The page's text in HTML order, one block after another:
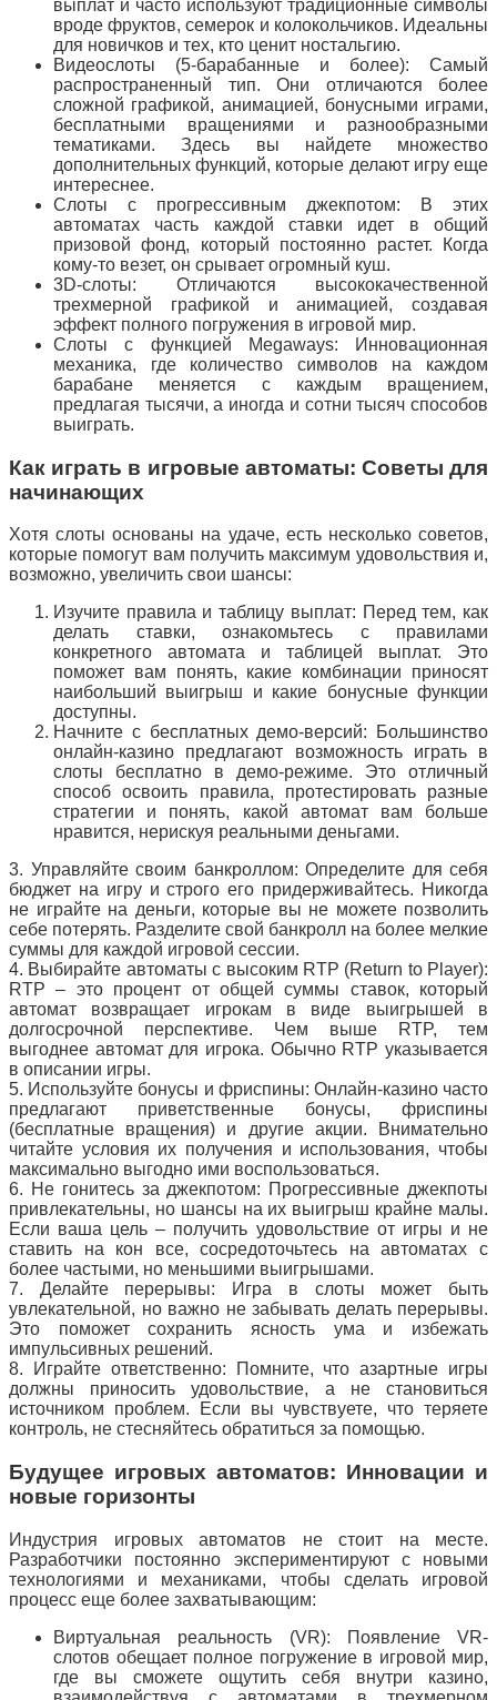
выплат и часто используют традиционные символы
вроде фруктов, семерок и колокольчиков. Идеальны
для новичков и тех, кто ценит ностальгию.
Видеослоты (5-барабанные и более): Самый
распространенный тип. Они отличаются более
сложной графикой, анимацией, бонусными играми,
бесплатными вращениями и разнообразными
тематиками. Здесь вы найдете множество
дополнительных функций, которые делают игру еще
интереснее.
Слоты с прогрессивным джекпотом: В этих
автоматах часть каждой ставки идет в общий
призовой фонд, который постоянно растет. Когда
кому-то везет, он срывает огромный куш.
3D-слоты: Отличаются высококачественной
трехмерной графикой и анимацией, создавая
эффект полного погружения в игровой мир.
Слоты с функцией Megaways: Инновационная
механика, где количество символов на каждом
барабане меняется с каждым вращением,
предлагая тысячи, а иногда и сотни тысяч способов
выиграть.
Как играть в игровые автоматы: Советы для
начинающих
Хотя слоты основаны на удаче, есть несколько советов,
которые помогут вам получить максимум удовольствия и,
возможно, увеличить свои шансы:
Изучите правила и таблицу выплат: Перед тем, как
делать ставки, ознакомьтесь с правилами
конкретного автомата и таблицей выплат. Это
поможет вам понять, какие комбинации приносят
наибольший выигрыш и какие бонусные функции
доступны.
Начните с бесплатных демо-версий: Большинство
онлайн-казино предлагают возможность играть в
слоты бесплатно в демо-режиме. Это отличный
способ освоить правила, протестировать разные
стратегии и понять, какой автомат вам больше
нравится, нерискуя реальными деньгами.
3. Управляйте своим банкроллом: Определите для себя
бюджет на игру и строго его придерживайтесь. Никогда
не играйте на деньги, которые вы не можете позволить
себе потерять. Разделите свой банкролл на более мелкие
суммы для каждой игровой сессии.
4. Выбирайте автоматы с высоким RTP (Return to Player):
RTP – это процент от общей суммы ставок, который
автомат возвращает игрокам в виде выигрышей в
долгосрочной перспективе. Чем выше RTP, тем
выгоднее автомат для игрока. Обычно RTP указывается
в описании игры.
5. Используйте бонусы и фриспины: Онлайн-казино часто
предлагают приветственные бонусы, фриспины
(бесплатные вращения) и другие акции. Внимательно
читайте условия их получения и использования, чтобы
максимально выгодно ими воспользоваться.
6. Не гонитесь за джекпотом: Прогрессивные джекпоты
привлекательны, но шансы на их выигрыш крайне малы.
Если ваша цель – получить удовольствие от игры и не
ставить на кон все, сосредоточьтесь на автоматах с
более частыми, но меньшими выигрышами.
7. Делайте перерывы: Игра в слоты может быть
увлекательной, но важно не забывать делать перерывы.
Это поможет сохранить ясность ума и избежать
импульсивных решений.
8. Играйте ответственно: Помните, что азартные игры
должны приносить удовольствие, а не становиться
источником проблем. Если вы чувствуете, что теряете
контроль, не стесняйтесь обратиться за помощью.
Будущее игровых автоматов: Инновации и
новые горизонты
Индустрия игровых автоматов не стоит на месте.
Разработчики постоянно экспериментируют с новыми
технологиями и механиками, чтобы сделать игровой
процесс еще более захватывающим:
Виртуальная реальность (VR): Появление VR-
слотов обещает полное погружение в игровой мир,
где вы сможете ощутить себя внутри казино,